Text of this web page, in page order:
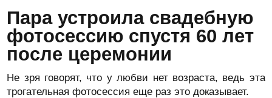
Пара устроила свадебную
фотосессию спустя 60 лет
после церемонии
Не зря говорят, что у любви нет возраста, ведь эта
трогательная фотосессия еще раз это доказывает.